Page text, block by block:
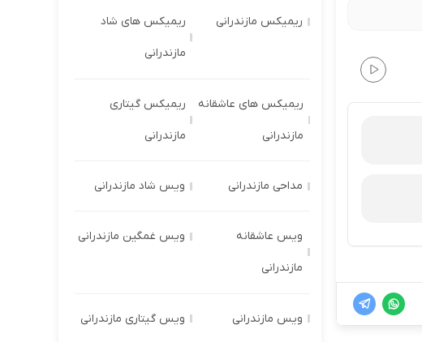
ریمیکس مازندرانی ریمیکس های شاد
مازندرانی
ریمیکس های عاشقانه
مازندرانی
ریمیکس گیتاری
مازندرانی
مداحی مازندرانی ویس شاد مازندرانی
ویس عاشقانه
مازندرانی
ویس غمگین مازندرانی
ویس مازندرانی ویس گیتاری مازندرانی